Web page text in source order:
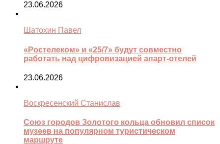
23.06.2026
Шатохин Павел
«Ростелеком» и «25/7» будут совместно
работать над цифровизацией апарт-отелей
23.06.2026
Воскресенский Станислав
Союз городов Золотого кольца обновил список
музеев на популярном туристическом
маршруте